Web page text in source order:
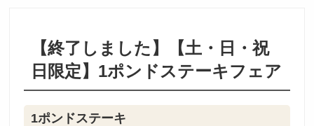
会社概要
IR情報
通販サイト
お問い合わせ
【終了しました】【土・日・祝
日限定】1ポンドステーキフェア
1ポンドステーキ